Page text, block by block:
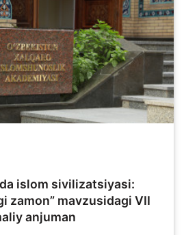
islom sivilizatsiyasi:
zamon” mavzusidagi VII
anjuman